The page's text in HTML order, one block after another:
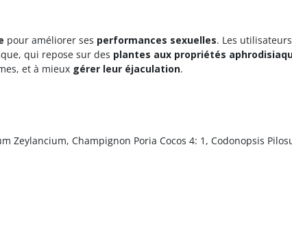
pour améliorer ses performances sexuelles. Les
qui repose sur des plantes aux propriétés
et à mieux gérer leur éjaculation.
Zeylancium, Champignon Poria Cocos 4: 1, Codonopsis